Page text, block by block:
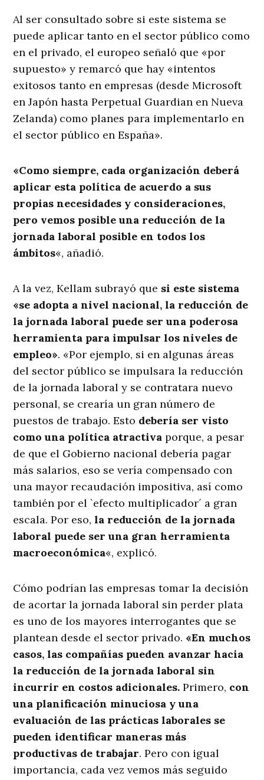
Al ser consultado sobre si este sistema se
puede aplicar tanto en el sector público como
en el privado, el europeo señaló que «por
supuesto» y remarcó que hay «intentos
exitosos tanto en empresas (desde Microsoft
en Japón hasta Perpetual Guardian en Nueva
Zelanda) como planes para implementarlo en
el sector público en España».
«Como siempre, cada organización deberá
aplicar esta política de acuerdo a sus
propias necesidades y consideraciones,
pero vemos posible una reducción de la
jornada laboral posible en todos los
ámbitos«, añadió.
A la vez, Kellam subrayó que si este sistema
«se adopta a nivel nacional, la reducción de
la jornada laboral puede ser una poderosa
herramienta para impulsar los niveles de
empleo». «Por ejemplo, si en algunas áreas
del sector público se impulsara la reducción
de la jornada laboral y se contratara nuevo
personal, se crearía un gran número de
puestos de trabajo. Esto debería ser visto
como una política atractiva porque, a pesar
de que el Gobierno nacional debería pagar
más salarios, eso se vería compensado con
una mayor recaudación impositiva, así como
también por el `efecto multiplicador´ a gran
escala. Por eso,la reducción de la jornada
laboral puede ser una gran herramienta
macroeconómica«, explicó.
Cómo podrían las empresas tomar la decisión
de acortar la jornada laboral sin perder plata
es uno de los mayores interrogantes que se
plantean desde el sector privado. «En muchos
casos, las compañías pueden avanzar hacia
la reducción de la jornada laboral sin
incurrir en costos adicionales. Primero, con
una planificación minuciosa y una
evaluación de las prácticas laborales se
pueden identificar maneras más
productivas de trabajar. Pero con igual
importancia, cada vez vemos más seguido